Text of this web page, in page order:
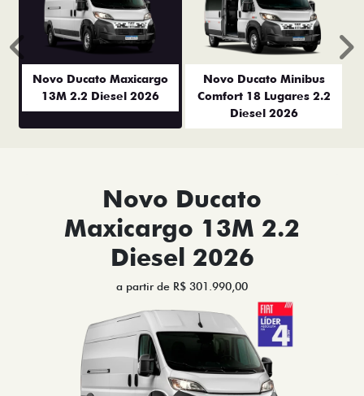
Novo Ducato Maxicargo
13M 2.2 Diesel 2026
Novo Ducato Minibus
Comfort 18 Lugares 2.2
Diesel 2026
Anterior
Novo Ducato
Maxicargo 13M 2.2
Diesel 2026
a partir de R$ 301.990,00